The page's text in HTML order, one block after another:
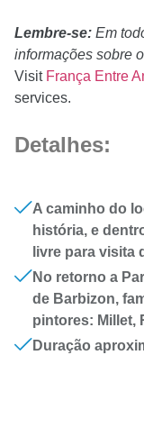
Lembre-se: Em
informações sobre
Visit França Entre
services.
Detalhes:
A caminho do
história, e
livre para visita
No retorno a
de Barbizon,
pintores: Millet,
Duração